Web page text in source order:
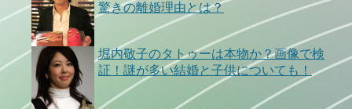
驚きの離婚理由とは？
堀内敬子のタトゥーは本物か？画像で検
証！謎が多い結婚と子供についても！